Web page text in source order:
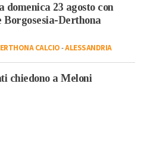
23 agosto con
Derthona
CALCIO-ALESSANDRIA
chiedono a Meloni